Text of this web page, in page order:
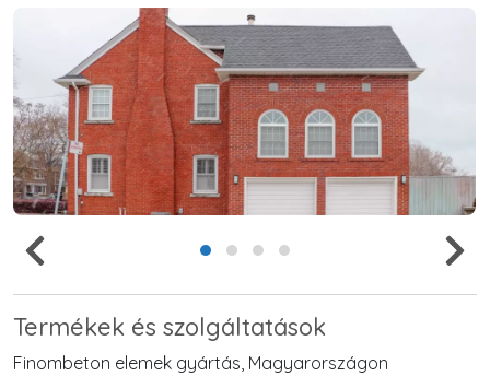
Termékek és szolgáltatások
Finombeton elemek gyártás, Magyarországon